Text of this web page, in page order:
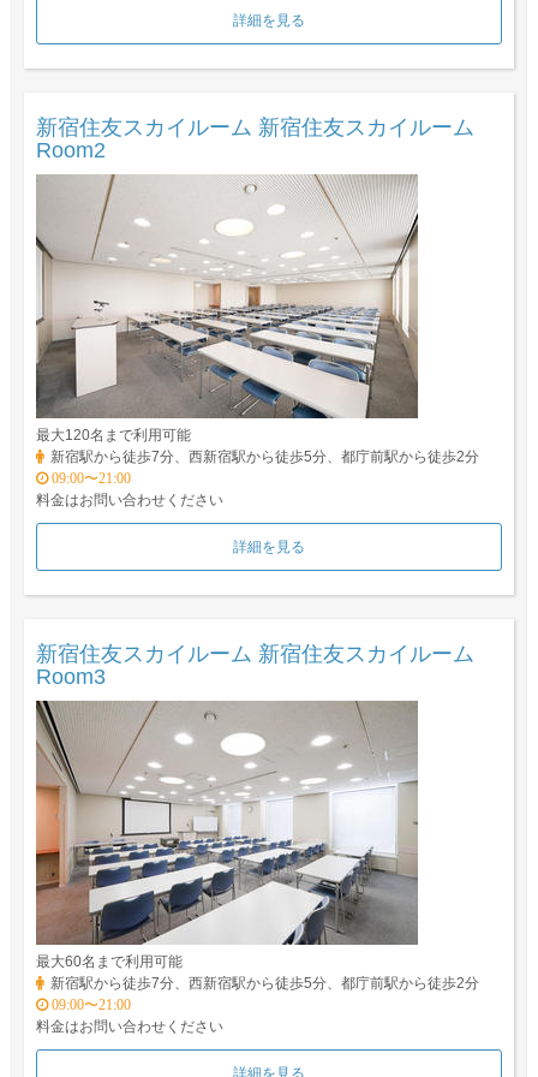
詳細を見る
新宿住友スカイルーム 新宿住友スカイルーム
Room2
最大120名まで利用可能
新宿駅から徒歩7分、西新宿駅から徒歩5分、都庁前駅から徒歩2分
09:00〜21:00
料金はお問い合わせください
詳細を見る
新宿住友スカイルーム 新宿住友スカイルーム
Room3
最大60名まで利用可能
新宿駅から徒歩7分、西新宿駅から徒歩5分、都庁前駅から徒歩2分
09:00〜21:00
料金はお問い合わせください
詳細を見る